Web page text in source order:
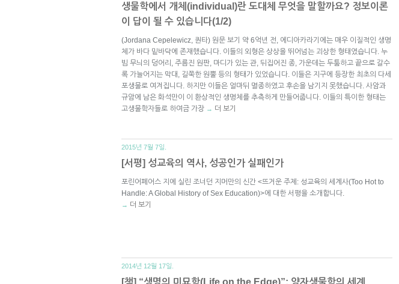
생물학에서 개체(individual)란 도대체 무엇을 말할까요? 정보이론
이 답이 될 수 있습니다(1/2)
(Jordana Cepelewicz, 퀀타) 원문 보기 약 6억년 전, 에디아카라기에는 매우 이질적인 생명
체가 바다 밑바닥에 존재했습니다. 이들의 외형은 상상을 뛰어넘는 괴상한 형태였습니다. 누
빔 무늬의 덩어리, 주름진 원판, 마디가 있는 관, 뒤집어진 종, 가운데는 두툼하고 끝으로 갈수
록 가늘어지는 막대, 길쭉한 원뿔 등의 형태가 있었습니다. 이들은 지구에 등장한 최초의 다세
포생물로 여겨집니다. 하지만 이들은 얼마뒤 멸종하였고 후손을 남기지 못했습니다. 사암과
규암에 남은 화석만이 이 환상적인 생명체를 추측하게 만들어줍니다. 이들의 특이한 형태는
고생물학자들로 하여금 가장 → 더 보기
2015년 7월 7일.
[서평] 성교육의 역사, 성공인가 실패인가
포린어페어스 지에 실린 조너던 지머만의 신간 <뜨거운 주제: 성교육의 세계사(Too Hot to
Handle: A Global History of Sex Education)>에 대한 서평을 소개합니다.
→ 더 보기
2014년 12월 17일.
[책] “생명의 미묘함(Life on the Edge)”: 양자생물학의 세계